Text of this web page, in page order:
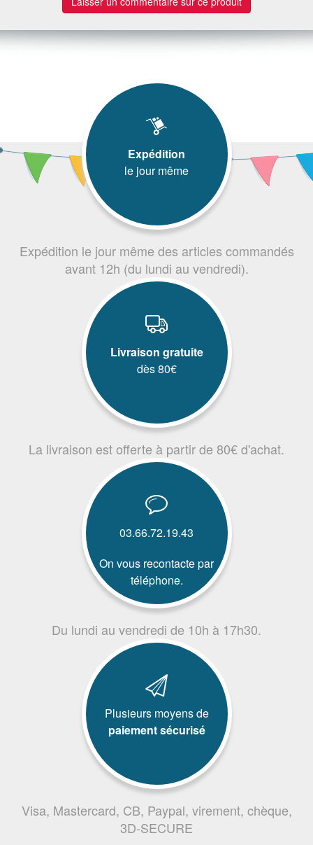
Expédition
le jour même
Expédition le jour même des articles commandés
avant 12h (du lundi au vendredi).
Livraison gratuite
dès 80€
La livraison est offerte à partir de 80€ d'achat.
03.66.72.19.43
On vous recontacte par
téléphone.
Du lundi au vendredi de 10h à 17h30.
Plusieurs moyens de
paiement sécurisé
Visa, Mastercard, CB, Paypal, virement, chèque,
3D-SECURE